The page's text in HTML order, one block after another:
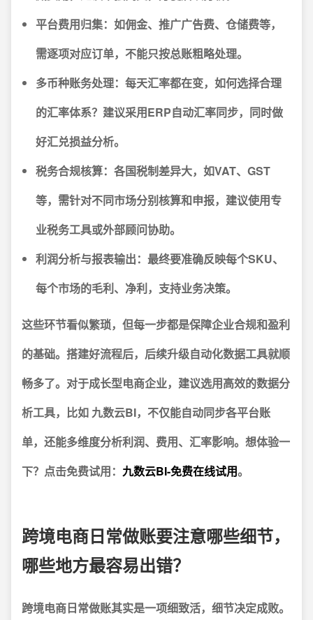
平台费用归集： 如佣金、推广广告费、仓储费等，
需逐项对应订单，不能只按总账粗略处理。
多币种账务处理： 每天汇率都在变，如何选择合理
的汇率体系？建议采用ERP自动汇率同步，同时做
好汇兑损益分析。
税务合规核算： 各国税制差异大，如VAT、GST
等，需针对不同市场分别核算和申报，建议使用专
业税务工具或外部顾问协助。
利润分析与报表输出： 最终要准确反映每个SKU、
每个市场的毛利、净利，支持业务决策。
这些环节看似繁琐，但每一步都是保障企业合规和盈利
的基础。搭建好流程后，后续升级自动化数据工具就顺
畅多了。对于成长型电商企业，建议选用高效的数据分
析工具，比如 九数云BI，不仅能自动同步各平台账
单，还能多维度分析利润、费用、汇率影响。想体验一
下？点击免费试用： 九数云BI-免费在线试用。
跨境电商日常做账要注意哪些细节，
哪些地方最容易出错？
跨境电商日常做账其实是一项细致活，细节决定成败。